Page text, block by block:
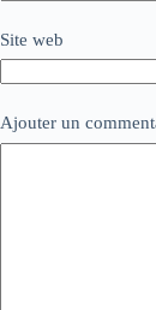
Site web
Ajouter un